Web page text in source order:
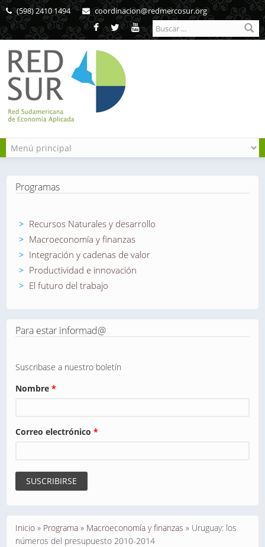
Pasar al contenido principal
(598) 2410 1494 coordinacion@redmercosur.org
Formulario de
búsqueda
Programas
Recursos Naturales y desarrollo
Macroeconomía y finanzas
Integración y cadenas de valor
Productividad e innovación
El futuro del trabajo
Para estar informad@
Suscribase a nuestro boletín
Nombre *
Correo electrónico *
Se encuentra usted aquí
Inicio » Programa » Macroeconomía y finanzas » Uruguay: los
números del presupuesto 2010-2014